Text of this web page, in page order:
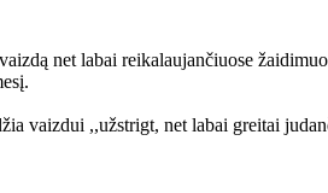
net labai reikalaujančiuose
vaizdui ,,užstrigt, net labai greitai